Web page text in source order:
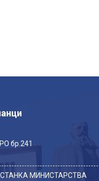
бр.241
МИНИСТАРСТВА